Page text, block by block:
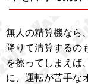
無人の精算機なら
降りて清算するの
を擦ってしまえば
に、運転が苦手な